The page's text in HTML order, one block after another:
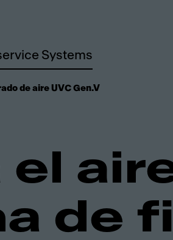
Systems
de aire UVC Gen.V
el
de